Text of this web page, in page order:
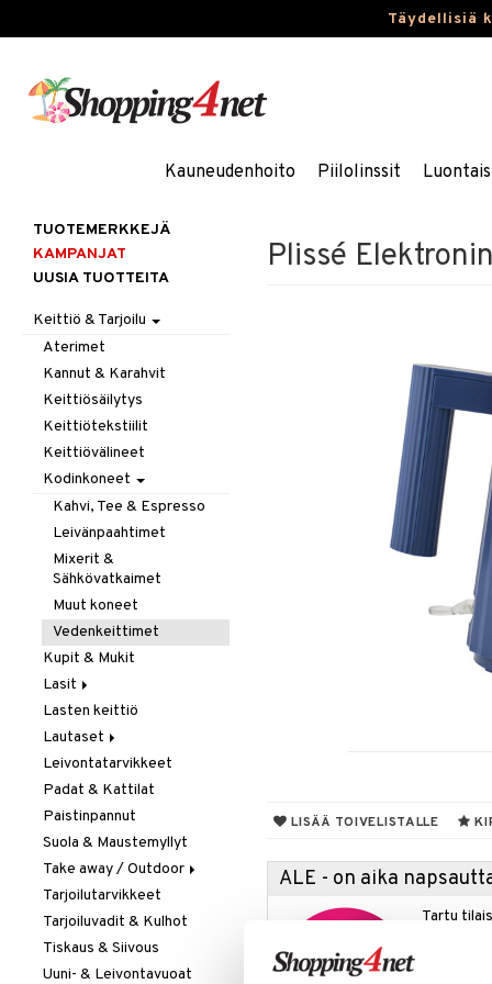
Täydellisiä
Kauneudenhoito Piilolinssit
Plissé
LISÄÄ TOIVELISTALLE
ALE - on aika
Tartu
TUOTEMERKKEJÄ
KAMPANJAT
UUSIA TUOTTEITA
Keittiö & Tarjoilu
Aterimet
Kannut & Karahvit
Keittiösäilytys
Keittiötekstiilit
Keittiövälineet
Kodinkoneet
Kahvi, Tee & Espresso
Leivänpaahtimet
Mixerit &
Sähkövatkaimet
Muut koneet
Vedenkeittimet
Kupit & Mukit
Lasit
Juoma- & Cocktailasit
Juomalasit
Olutlasit
Shamppanjalasit
Snapsi- & Aveclasit
Viinilasit
Whiskey- & Konjakkilasit
Lasten keittiö
Lautaset
Asetit
Ruokalautaset
Syvät lautaset
Leivontatarvikkeet
Padat & Kattilat
Paistinpannut
Suola & Maustemyllyt
Take away / Outdoor
Eväslaatikot
Pullot
Termoskannut
Termosmukit
Tarjoilutarvikkeet
Tarjoiluvadit & Kulhot
Tiskaus & Siivous
Uuni- & Leivontavuoat